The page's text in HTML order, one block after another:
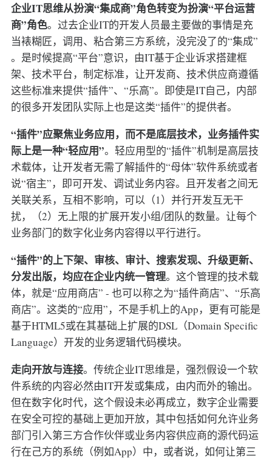
企业IT思维从扮演“集成商”角色转变为扮演“平台运营
商”角色。过去企业IT的开发人员最主要做的事情是充
当裱糊匠，调用、粘合第三方系统，没完没了的“集成”
。是时候提高“平台”意识，由IT基于企业诉求搭建框
架、技术平台，制定标准，让开发商、技术供应商遵循
这些标准来提供“插件”、“乐高”。即使是IT自己，内部
的很多开发团队实际上也是这类“插件”的提供者。
“插件”应聚焦业务应用，而不是底层技术，业务插件实
际上是一种“轻应用”。轻应用型的“插件”机制是高层技
术载体，让开发者无需了解插件的“母体”软件系统或者
说“宿主”，即可开发、调试业务内容。且开发者之间无
关联关系，互相不影响，可以（1）并行开发互无干
扰，（2）无上限的扩展开发小组/团队的数量。让每个
业务部门的数字化业务内容得以平行进行。
“插件”的上下架、审核、审计、搜索发现、升级更新、
分发出版，均应在企业内统一管理。这个管理的技术载
体，就是“应用商店” - 也可以称之为“插件商店”、“乐高
商店”。这类的“应用”，不是手机上的App，更有可能是
基于HTML5或在其基础上扩展的DSL（Domain Specific
Language）开发的业务逻辑代码模块。
走向开放与连接。传统企业IT思维是，强烈假设一个软
件系统的内容必然由IT开发或集成，由内而外的输出。
但在数字化时代，这个假设未必再成立，数字企业需要
在安全可控的基础上更加开放，其中包括如何允许业务
部门引入第三方合作伙伴或业务内容供应商的源代码运
行在己方的系统（例如App）中，或者说，如何让第三